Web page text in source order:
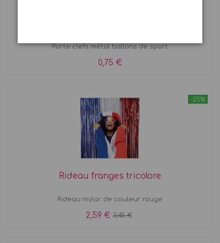
Porte clefs métal ballons de sport
0,75 €
-25%
Rideau franges tricolore
Rideau mylar de couleur rouge
2,59 €3,45 €